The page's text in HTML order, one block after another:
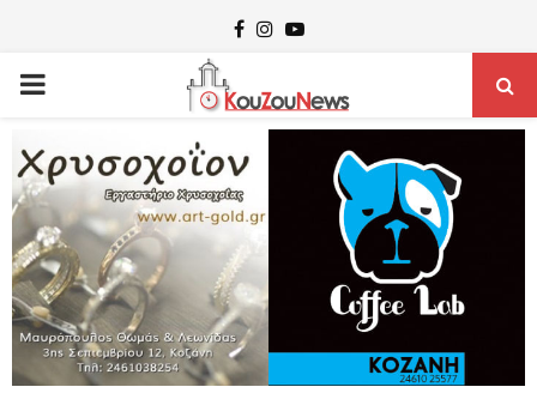
Facebook
Instagram
Youtube
PRIMARY
MENU